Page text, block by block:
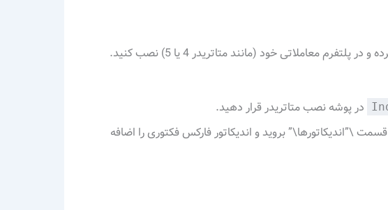
ابتدا باید فایل اندیکاتور فارکس فکتوری را دانلود کرده و در پلتفرم معاملاتی خود (مانند متاتریدر 4 یا 5) نصب کنید.
در پوشه نصب متاتریدر قرار دهید.
\”اندیکاتورها\” بروید و اندیکاتور فارکس فکتوری را اضافه